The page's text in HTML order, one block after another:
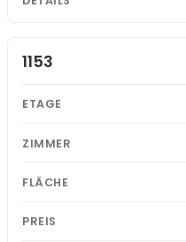
1153